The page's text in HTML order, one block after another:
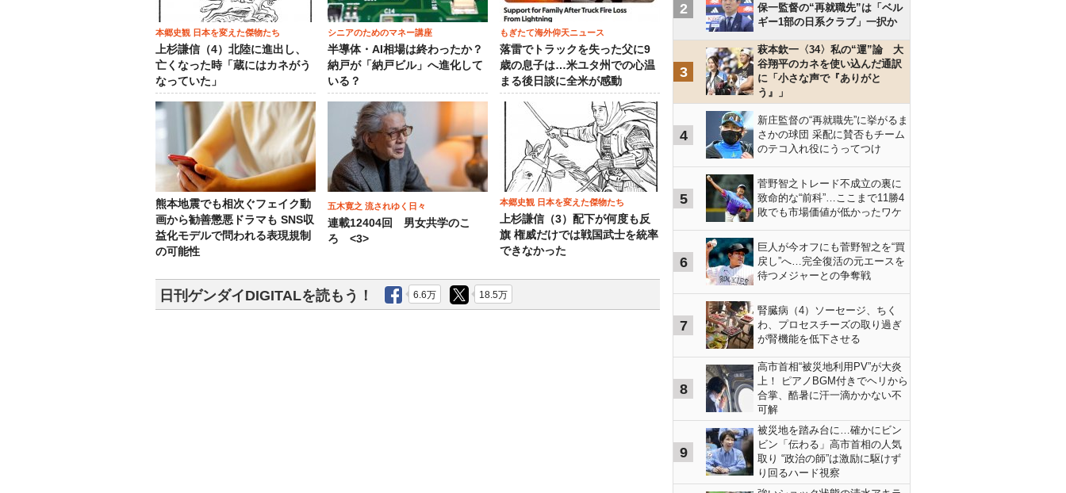
本郷史観 日本を変えた傑物たち
上杉謙信（4）北陸に進出し、
亡くなった時「蔵にはカネがう
なっていた」
シニアのためのマネー講座
半導体・AI相場は終わったか？
納戸が「納戸ビル」へ進化して
いる？
もぎたて海外仰天ニュース
落雷でトラックを失った父に9
歳の息子は…米ユタ州での心温
まる後日談に全米が感動
熊本地震でも相次ぐフェイク動
画から勧善懲悪ドラマも SNS収
益化モデルで問われる表現規制
の可能性
五木寛之 流されゆく日々
連載12404回 男女共学のこ
ろ <3>
本郷史観 日本を変えた傑物たち
上杉謙信（3）配下が何度も反
旗 権威だけでは戦国武士を統率
できなかった
日刊ゲンダイDIGITALを読もう！ 6.6万 18.5万
2
保一監督の“再就職先”は「ベル
ギー1部の日系クラブ」一択か
3
萩本欽一〈34〉私の“運”論 大
谷翔平のカネを使い込んだ通訳
に「小さな声で『ありがと
う』」
4
新庄監督の“再就職先”に挙がるま
さかの球団 采配に賛否もチーム
のテコ入れ役にうってつけ
5
菅野智之トレード不成立の裏に
致命的な“前科”…ここまで11勝4
敗でも市場価値が低かったワケ
6
巨人が今オフにも菅野智之を“買
戻し”へ…完全復活の元エースを
待つメジャーとの争奪戦
7
腎臓病（4）ソーセージ、ちく
わ、プロセスチーズの取り過ぎ
が腎機能を低下させる
8
高市首相“被災地利用PV”が大炎
上！ ピアノBGM付きでヘリから
合掌、酷暑に汗一滴かかない不
可解
9
被災地を踏み台に…確かにビン
ビン「伝わる」高市首相の人気
取り “政治の師”は激励に駆けず
り回るハード視察